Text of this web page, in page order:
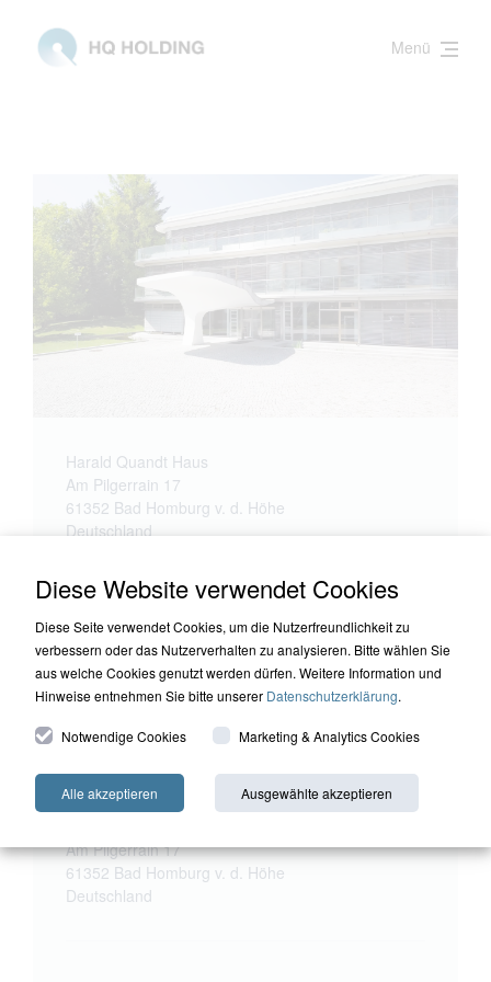
Menü
Harald Quandt Haus
Am Pilgerrain 17
61352 Bad Homburg v. d. Höhe
Deutschland
HQ Holding
Am Pilgerrain 17
61352 Bad Homburg v. d. Höhe
Deutschland
Diese Website verwendet Cookies
Diese Seite verwendet Cookies, um die Nutzerfreundlichkeit zu
verbessern oder das Nutzerverhalten zu analysieren. Bitte wählen Sie
aus welche Cookies genutzt werden dürfen. Weitere Information und
Hinweise entnehmen Sie bitte unserer Datenschutzerklärung.
Notwendige Cookies Marketing & Analytics Cookies
Alle akzeptieren Ausgewählte akzeptieren